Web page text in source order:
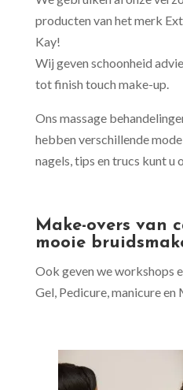
producten van het merk
Kay!
Wij geven schoonheid
tot finish touch make-up.
Ons massage
hebben verschillende
nagels, tips en trucs kunt u
Make-overs van
mooie
Ook geven we workshops
Gel, Pedicure, manicure